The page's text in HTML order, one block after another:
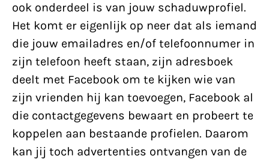
ook onderdeel is van jouw schaduwprofiel.
Het komt er eigenlijk op neer dat als iemand
die jouw emailadres en/of telefoonnumer in
zijn telefoon heeft staan, zijn adresboek
deelt met Facebook om te kijken wie van
zijn vrienden hij kan toevoegen, Facebook al
die contactgegevens bewaart en probeert te
koppelen aan bestaande profielen. Daarom
kan jij toch advertenties ontvangen van de